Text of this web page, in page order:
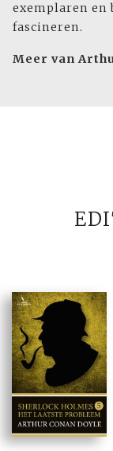
exemplaren en
fascineren.
Meer van